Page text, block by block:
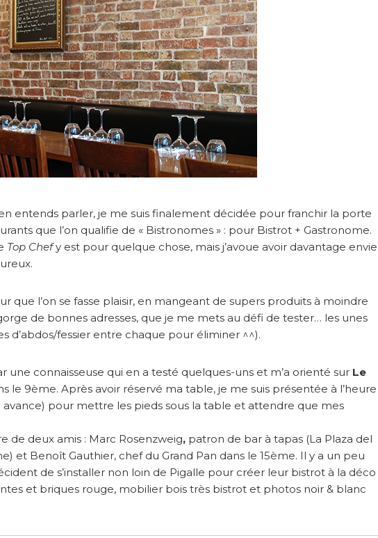
entends parler, je me suis finalement décidée pour franchir la porte
que l’on qualifie de « Bistronomes » : pour Bistrot + Gastronome.
Top Chefy est pour quelque chose, mais j’avoue avoir davantage envie
que l’on se fasse plaisir, en mangeant de supers produits à moindre
de bonnes adresses, que je me mets au défi de tester… les unes
d’abdos/fessier entre chaque pour éliminer ^^).
une connaisseuse qui en a testé quelques-uns et m’a orienté sur Le
le 9ème. Après avoir réservé ma table, je me suis présentée à l’heure
pour mettre les pieds sous la table et attendre que mes
de deux amis : Marc Rosenzweig, patron de bar à tapas (La Plaza del
et Benoît Gauthier, chef du Grand Pan dans le 15ème. Il y a un peu
de s’installer non loin de Pigalle pour créer leur bistrot à la déco
et briques rouge, mobilier bois très bistrot et photos noir & blanc